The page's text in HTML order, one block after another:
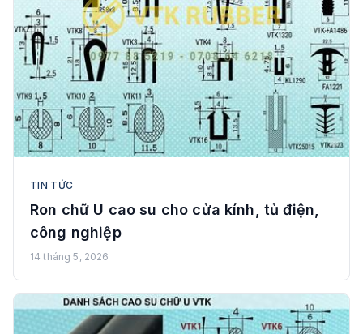
TIN TỨC
Ron chữ U cao su cho cửa kính, tủ điện,
công nghiệp
14 tháng 5, 2026